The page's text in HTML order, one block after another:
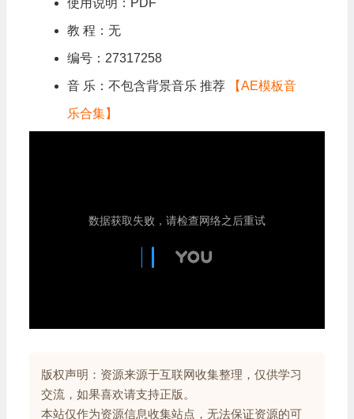
使用说明：PDF
教 程：无
编号：27317258
音 乐：不包含背景音乐 推荐 【AE模板音
乐合集】
版权声明：资源来源于互联网收集整理，仅供学习
交流，如果喜欢请支持正版。
本站仅作为资源信息收集站点，无法保证资源的可